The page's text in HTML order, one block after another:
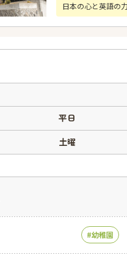
日本の心と英語の
平日
土曜
幼稚園